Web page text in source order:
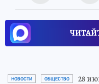
НОВОСТИ ОБЩЕСТВО 28